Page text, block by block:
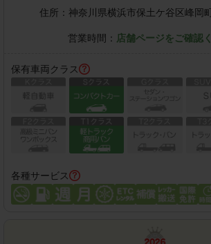
住所： 神奈川県横浜市保土ケ谷区峰岡
営業時間： 店舗ページをご確認
保有車両クラス
各種サービス